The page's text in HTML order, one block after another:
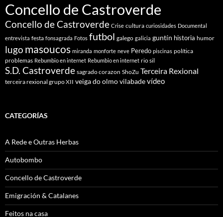
Concello de Castroverde
Concello de Castroverde Crise cultura curiosidades Documental
entrevista festa fonsagrada Fotos futbol galego galicia guntín historia humor
lugo masoucos miranda monforte neve Peredo piscinas política
problemas Rebumbio en internet Rebumbio en internet rio sil
S.D. Castroverde sagrado corazon ShoZu Terceira Rexional
terceira rexional grupo XII veiga do olmovilabadevídeo
CATEGORÍAS
A Rede e Outras Herbas
Autobombo
Concello de Castroverde
Emigración & Catalanes
Feitos na casa